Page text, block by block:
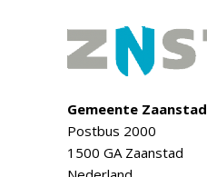
Gemeente Zaanstad
Postbus 2000
1500 GA Zaanstad